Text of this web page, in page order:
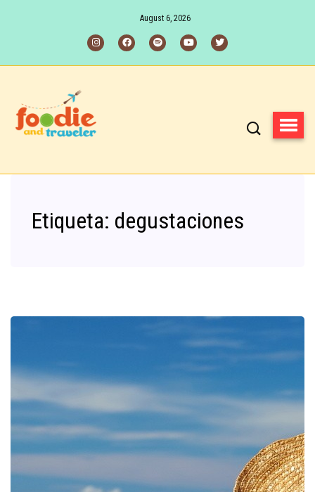
August 6, 2026
Etiqueta: degustaciones